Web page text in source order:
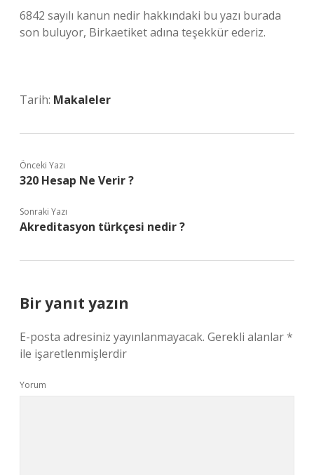
6842 sayılı kanun nedir hakkındaki bu yazı burada
son buluyor, Birkaetiket adına teşekkür ederiz.
Tarih: Makaleler
Önceki Yazı
320 Hesap Ne Verir ?
Sonraki Yazı
Akreditasyon türkçesi nedir ?
Bir yanıt yazın
E-posta adresiniz yayınlanmayacak. Gerekli alanlar*
ile işaretlenmişlerdir
Yorum